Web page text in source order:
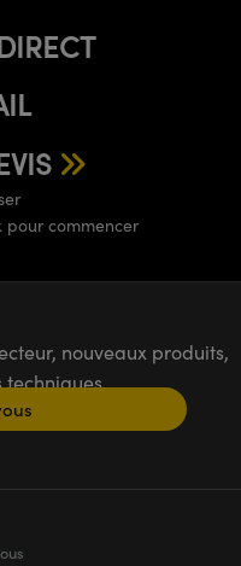
pour commencer
nouveaux produits,
techniques